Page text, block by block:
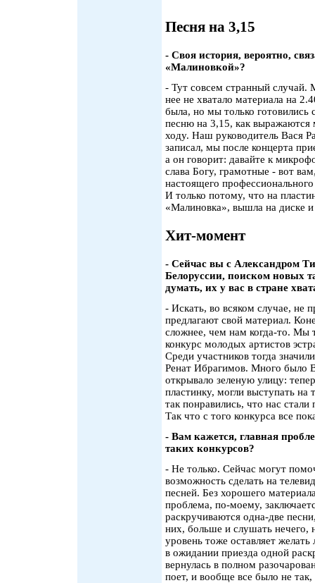
Песня на 3,15
- Своя история, вероятно,
«Малиновкой»?
- Тут совсем странный случай.
нее не хватало материала на
была, но мы только готовились
песню на 3,15, как выражаются
ходу. Наш руководитель Вася
записал, мы после концерта
а он говорит: давайте к
слава Богу, грамотные - вот
настоящего
И только потому, что на
«Малиновка», вышла на диске и
Хит-момент
- Сейчас вы с Александром
Белоруссии, поиском новых
думать, их у вас в стране
- Искать, во всяком случае, не
предлагают свой материал.
сложнее, чем нам когда-то. Мы
конкурс молодых артистов
Среди участников тогда
Ренат Ибрагимов. Много было
открывало зеленую улицу:
пластинку, могли выступать на
так понравились, что нас
Так что с того конкурса все
- Вам кажется, главная
таких конкурсов?
- Не только. Сейчас могут
возможность сделать на
песней. Без хорошего
проблема, по-моему,
раскручиваются одна-две
них, больше и слушать нечего,
уровень тоже оставляет
в ожидании приезда одной
вернулась в полном
поет, и вообще все было не так,